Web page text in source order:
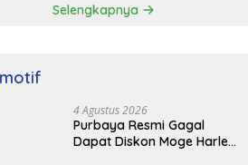
Selengkapnya
4 Agustus 2026
Purbaya Resmi Gagal
Dapat Diskon Moge Harley